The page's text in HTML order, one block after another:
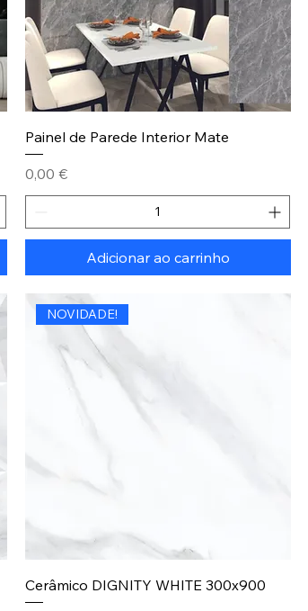
Painel de Parede Interior Mate
Preço
0,00 €
Adicionar ao carrinho
NOVIDADE!
Cerâmico DIGNITY WHITE 300x900